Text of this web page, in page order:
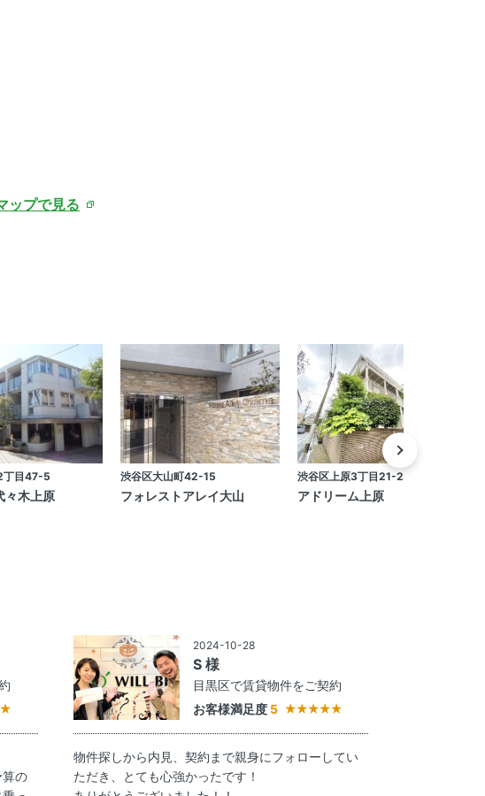
ップで見る
丁目47-5
々木上原
渋谷区大山町42-15
フォレストアレイ大山
渋谷区上原3丁目21-20
アドリーム上原
の
2024-10-28
S 様
目黒区で賃貸物件をご契約
お客様満足度 5
物件探しから内見、契約まで親身にフォローしてい
ただき、とても心強かったです！